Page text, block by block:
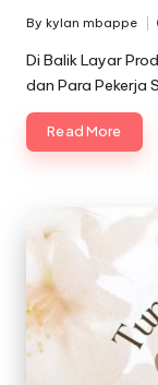
Posted
by
By kylan mbappe
Di Balik Layar
dan Para Pekerja
Read More